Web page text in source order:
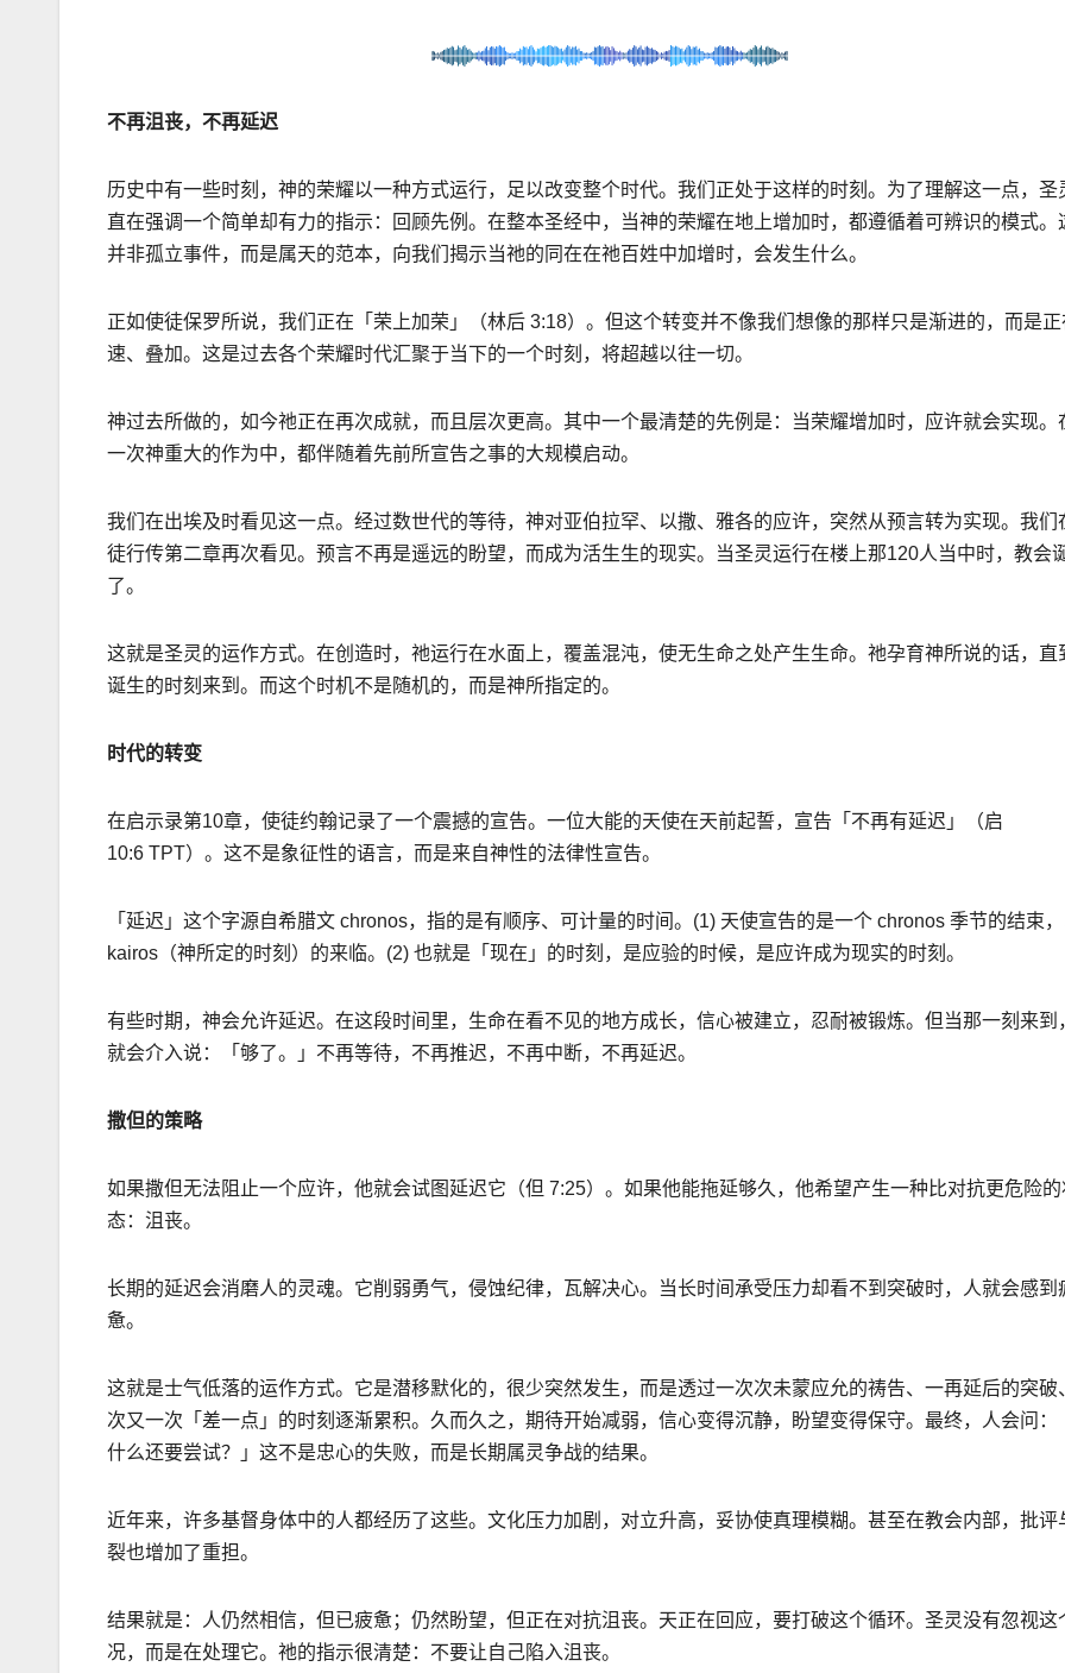
不再沮丧，不再延迟
历史中有一些时刻，神的荣耀以一种方式运行，足以改变整个时代。我们正处于这样的时刻。为了理解这一点，圣
直在强调一个简单却有力的指示：回顾先例。在整本圣经中，当神的荣耀在地上增加时，都遵循着可辨识的模式。
并非孤立事件，而是属天的范本，向我们揭示当祂的同在在祂百姓中加增时，会发生什么。
正如使徒保罗所说，我们正在 「荣上加荣」（林后 3:18） 。但这个转变并不像我们想像的那样只是渐进的，而是正
速、叠加。这是过去各个荣耀时代汇聚于当下的一个时刻，将超越以往一切。
神过去所做的，如今祂正在再次成就，而且层次更高。其中一个最清楚的先例是：当荣耀增加时，应许就会实现。
一次神重大的作为中，都伴随着先前所宣告之事的大规模启动。
我们在出埃及时看见这一点。经过数世代的等待，神对亚伯拉罕、以撒、雅各的应许，突然从预言转为实现。我们
徒行传第二章再次看见。预言不再是遥远的盼望，而成为活生生的现实。当圣灵运行在楼上那120人当中时，教会
了。
这就是圣灵的运作方式。在创造时，祂运行在水面上，覆盖混沌，使无生命之处产生生命。祂孕育神所说的话，直
诞生的时刻来到。而这个时机不是随机的，而是神所指定的。
时代的转变
在启示录第10章，使徒约翰记录了一个震撼的宣告。一位大能的天使在天前起誓，宣告 「不再有延迟 」（启
10:6 TPT）。这不是象征性的语言，而是来自神性的法律性宣告。
「延迟 」这个字源自希腊文 chronos，指的是有顺序、可计量的时间。 (1) 天使宣告的是一个 chronos 季节的结束
kairos （神所定的时刻）的来临。 (2) 也就是「现在」的时刻，是应验的时候，是应许成为现实的时刻。
有些时期，神会允许延迟。在这段时间里，生命在看不见的地方成长，信心被建立，忍耐被锻炼。但当那一刻来到
就会介入说：「够了。」不再等待，不再推迟，不再中断，不再延迟。
撒但的策略
如果撒但无法阻止一个应许，他就会试图延迟它 （但 7:25）。如果他能拖延够久，他希望产生一种比对抗更危险的
态：沮丧。
长期的延迟会消磨人的灵魂。它削弱勇气，侵蚀纪律，瓦解决心。当长时间承受压力却看不到突破时，人就会感到
惫。
这就是士气低落的运作方式。它是潜移默化的，很少突然发生，而是透过一次次未蒙应允的祷告、一再延后的突破
次又一次「差一点」的时刻逐渐累积。久而久之，期待开始减弱，信心变得沉静，盼望变得保守。最终，人会问：
什么还要尝试？」这不是忠心的失败，而是长期属灵争战的结果。
近年来，许多基督身体中的人都经历了这些。文化压力加剧，对立升高，妥协使真理模糊。甚至在教会内部，批评
裂也增加了重担。
结果就是：人仍然相信，但已疲惫；仍然盼望，但正在对抗沮丧。天正在回应，要打破这个循环。圣灵没有忽视这
况，而是在处理它。祂的指示很清楚：不要让自己陷入沮丧。